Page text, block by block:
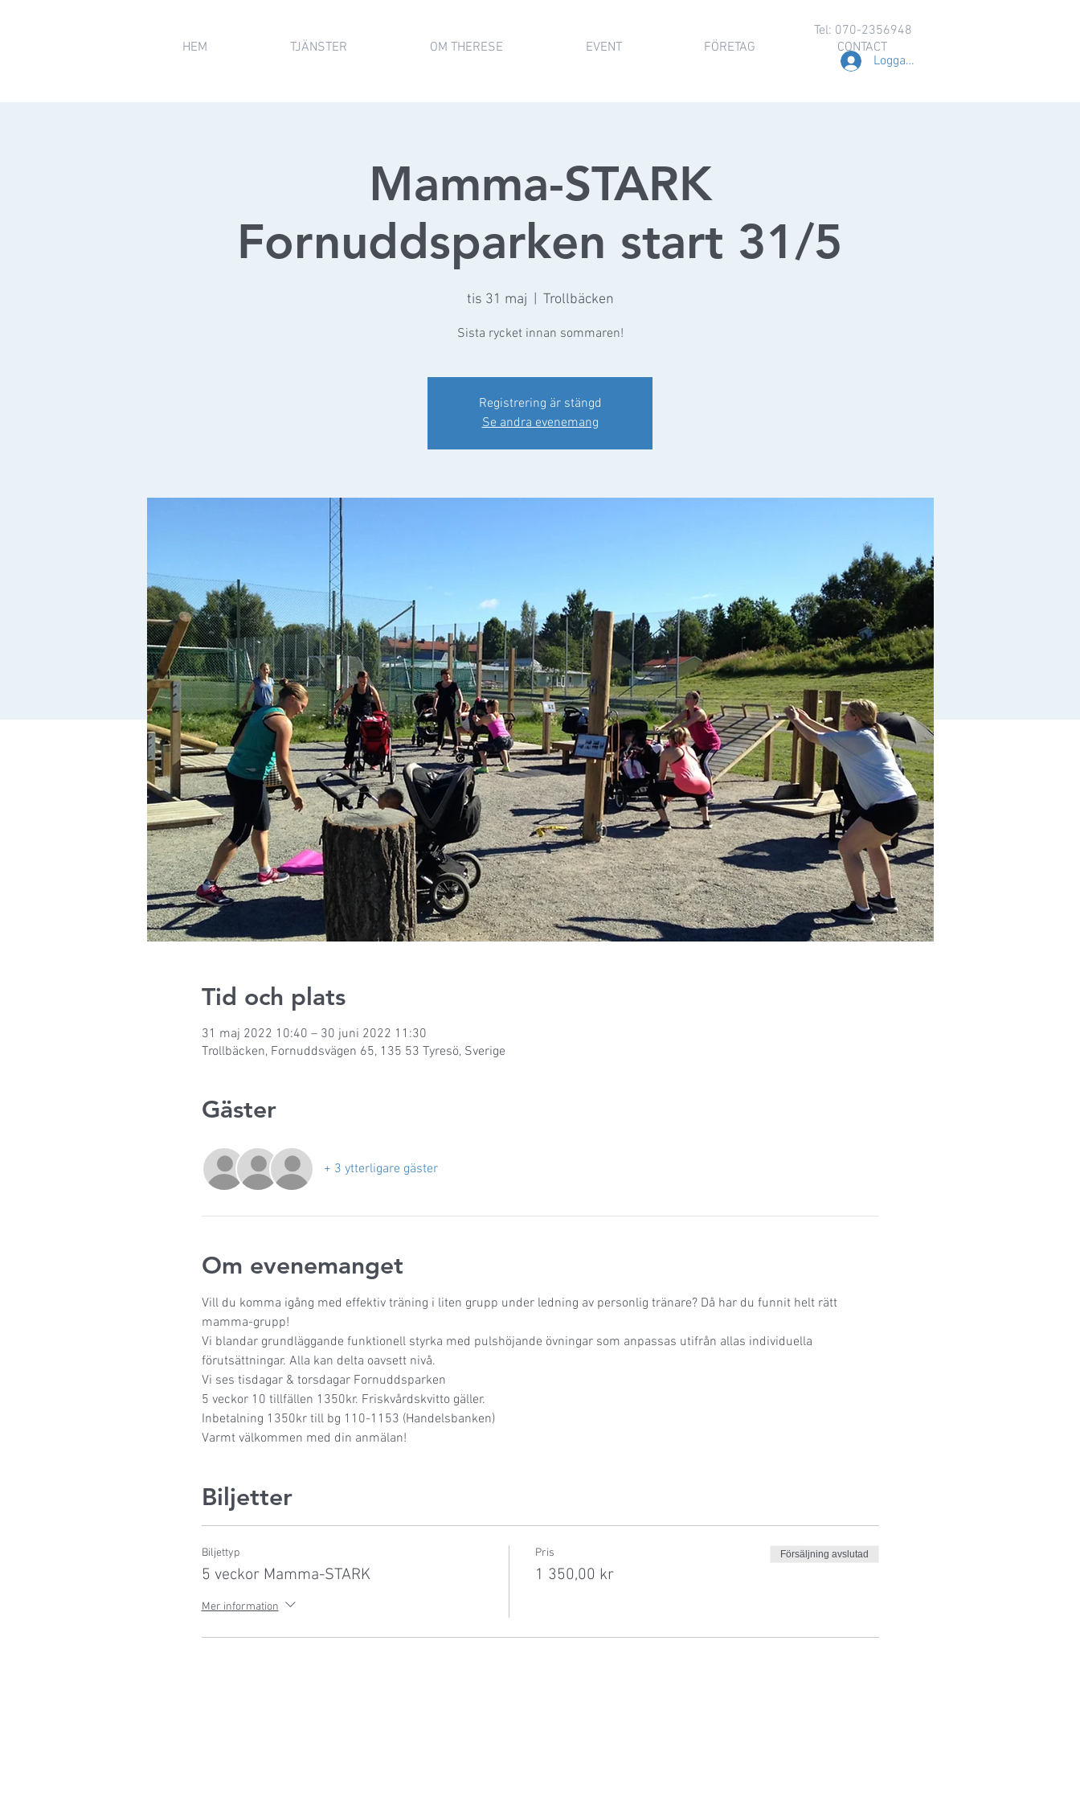
Tel: 070-2356948
HEM
TJÄNSTER OM THERESE EVENT FÖRETAG
CONTACT
Logga in
Mamma-STARK
Fornuddsparken start 31/5
tis 31 maj Trollbäcken
Sista rycket innan sommaren!
Registrering är stängd
Se andra evenemang
Tid och plats
31 maj 2022 10:40 – 30 juni 2022 11:30
Trollbäcken, Fornuddsvägen 65, 135 53 Tyresö, Sverige
Gäster
+ 3 ytterligare gäster
Om evenemanget
Vill du komma igång med effektiv träning i liten grupp under ledning av personlig tränare? Då har du funnit helt rätt
mamma-grupp!
Vi blandar grundläggande funktionell styrka med pulshöjande övningar som anpassas utifrån allas individuella
förutsättningar. Alla kan delta oavsett nivå.
Vi ses tisdagar & torsdagar Fornuddsparken
5 veckor 10 tillfällen 1350kr. Friskvårdskvitto gäller.
Inbetalning 1350kr till bg 110-1153 (Handelsbanken)
Varmt välkommen med din anmälan!
Biljetter
Biljettyp
5 veckor Mamma-STARK
Mer information
Pris
1 350,00 kr
Försäljning avslutad